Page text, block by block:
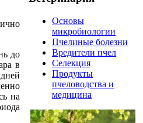
до
в
на
Основы
микробиологии
Пчелиные болезни
Вредители пчел
Селекция
Продукты
пчеловодства и
медицина